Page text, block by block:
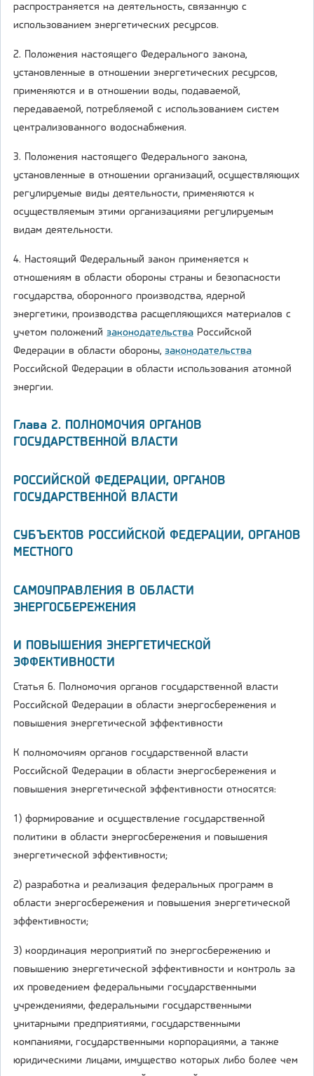
распространяется на деятельность, связанную с
использованием энергетических ресурсов.
2. Положения настоящего Федерального закона,
установленные в отношении энергетических ресурсов,
применяются и в отношении воды, подаваемой,
передаваемой, потребляемой с использованием систем
централизованного водоснабжения.
3. Положения настоящего Федерального закона,
установленные в отношении организаций, осуществляющих
регулируемые виды деятельности, применяются к
осуществляемым этими организациями регулируемым
видам деятельности.
4. Настоящий Федеральный закон применяется к
отношениям в области обороны страны и безопасности
государства, оборонного производства, ядерной
энергетики, производства расщепляющихся материалов с
учетом положений законодательства Российской
Федерации в области обороны, законодательства
Российской Федерации в области использования атомной
энергии.
Глава 2. ПОЛНОМОЧИЯ ОРГАНОВ
ГОСУДАРСТВЕННОЙ ВЛАСТИ
РОССИЙСКОЙ ФЕДЕРАЦИИ, ОРГАНОВ
ГОСУДАРСТВЕННОЙ ВЛАСТИ
СУБЪЕКТОВ РОССИЙСКОЙ ФЕДЕРАЦИИ, ОРГАНОВ
МЕСТНОГО
САМОУПРАВЛЕНИЯ В ОБЛАСТИ
ЭНЕРГОСБЕРЕЖЕНИЯ
И ПОВЫШЕНИЯ ЭНЕРГЕТИЧЕСКОЙ
ЭФФЕКТИВНОСТИ
Статья 6. Полномочия органов государственной власти
Российской Федерации в области энергосбережения и
повышения энергетической эффективности
К полномочиям органов государственной власти
Российской Федерации в области энергосбережения и
повышения энергетической эффективности относятся:
1) формирование и осуществление государственной
политики в области энергосбережения и повышения
энергетической эффективности;
2) разработка и реализация федеральных программ в
области энергосбережения и повышения энергетической
эффективности;
3) координация мероприятий по энергосбережению и
повышению энергетической эффективности и контроль за
их проведением федеральными государственными
учреждениями, федеральными государственными
унитарными предприятиями, государственными
компаниями, государственными корпорациями, а также
юридическими лицами, имущество которых либо более чем